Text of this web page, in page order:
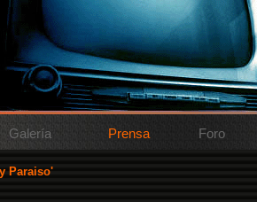
Galería Prensa Foro
Paraiso'